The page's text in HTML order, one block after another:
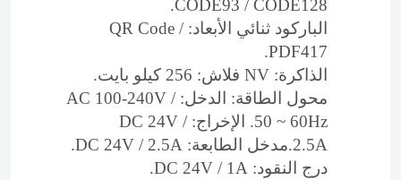
CODE93 / CODE128.
الباركود ثنائي الأبعاد: QR Code /
PDF417.
الذاكرة: NV فلاش: 256 كيلو بايت.
محول الطاقة: الدخل: AC 100-240V /
50 ~ 60Hz. الإخراج: DC 24V /
2.5A. مدخل الطابعة: DC 24V / 2.5A.
درج النقود: DC 24V / 1A.